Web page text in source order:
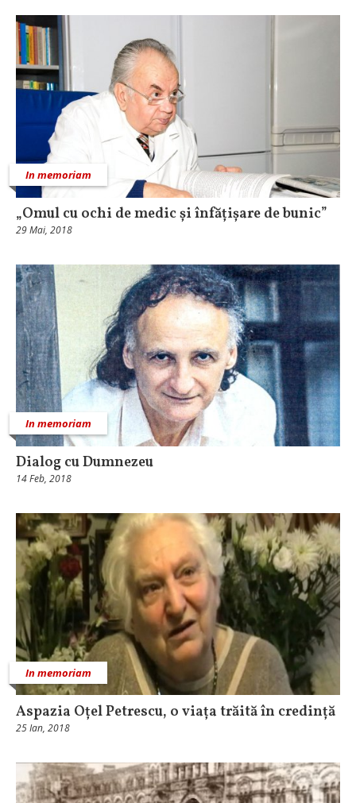
In memoriam
„Omul cu ochi de medic și înfățișare de bunic”
29 Mai, 2018
In memoriam
Dialog cu Dumnezeu
14 Feb, 2018
In memoriam
Aspazia Oțel Petrescu, o viața trăită în credință
25 Ian, 2018